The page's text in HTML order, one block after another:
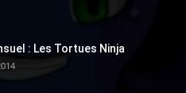
: Les Tortues Ninja